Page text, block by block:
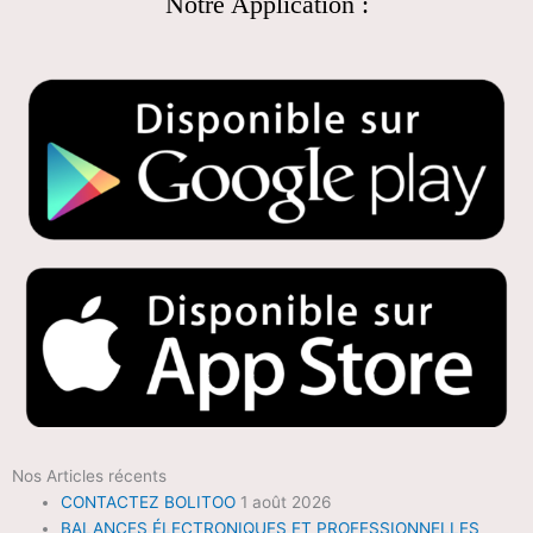
Nos Articles récents
CONTACTEZ BOLITOO 1 août 2026
BALANCES ÉLECTRONIQUES ET PROFESSIONNELLES